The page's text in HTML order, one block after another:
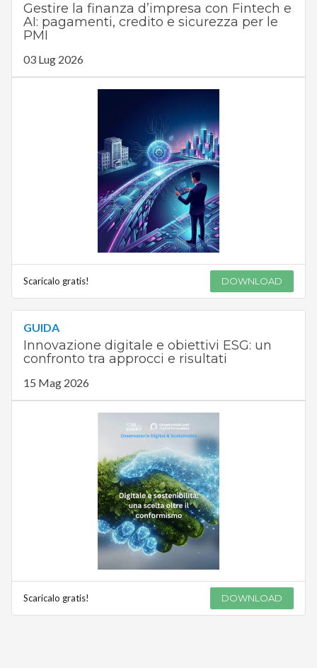
Gestire la finanza d’impresa con Fintech e
AI: pagamenti, credito e sicurezza per le
PMI
03 Lug 2026
Scaricalo gratis! DOWNLOAD
GUIDA
Innovazione digitale e obiettivi ESG: un
confronto tra approcci e risultati
15 Mag 2026
Scaricalo gratis! DOWNLOAD